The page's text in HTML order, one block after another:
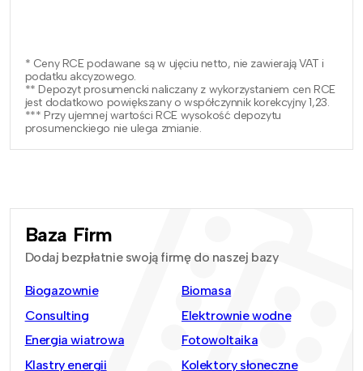
* Ceny RCE podawane są w ujęciu netto, nie zawierają VAT i
podatku akcyzowego.
** Depozyt prosumencki naliczany z wykorzystaniem cen RCE
jest dodatkowo powiększany o współczynnik korekcyjny 1,23.
*** Przy ujemnej wartości RCE wysokość depozytu
prosumenckiego nie ulega zmianie.
Baza Firm
Dodaj bezpłatnie swoją firmę do naszej bazy
Biogazownie
Biomasa
Consulting
Elektrownie wodne
Energia wiatrowa
Fotowoltaika
Klastry energii
Kolektory słoneczne